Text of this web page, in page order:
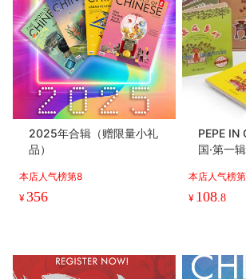
2025年合辑（赠限量小礼
品）
本店人气榜第8
¥356
PEPE IN
国·第一辑
本店人气榜
¥ 108.8